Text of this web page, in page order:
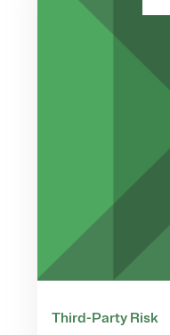
Third-Party Risk